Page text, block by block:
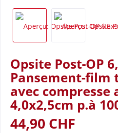
Opsite Post-OP
Pansement-film
avec compresse
4,0x2,5cm p.à
44,90 CHF